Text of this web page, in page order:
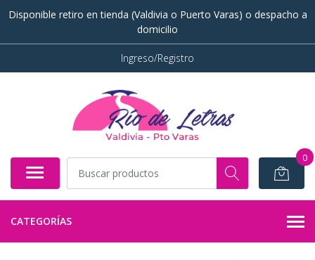
Disponible retiro en tienda (Valdivia o Puerto Varas) o despacho a
domicilio
Ingreso/Registro
0
CATEGORÍAS